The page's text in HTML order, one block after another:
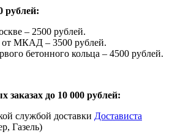
рублей:
– 2500 рублей.
от МКАД – 3500 рублей.
бетонного кольца – 4500 рублей.
заказах до 10 000 рублей:
службой доставки Достависта
Газель)